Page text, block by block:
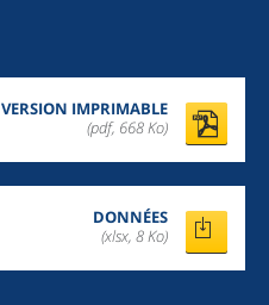
VERSION IMPRIMABLE
(pdf, 668 Ko)
DONNÉES
(xlsx, 8 Ko)